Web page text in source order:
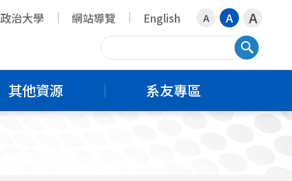
政治大學 網站導覽 English A A A
其他資源 系友專區